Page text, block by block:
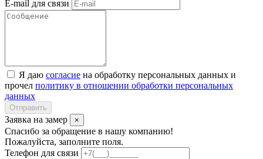
E-mail для связи
Я даю согласие на обработку персональных данных и
прочел политику в отношении обработки персональных
данных
Отправить
Заявка на замер ×
Спасибо за обращение в нашу компанию!
Пожалуйста, заполните поля.
Телефон для связи